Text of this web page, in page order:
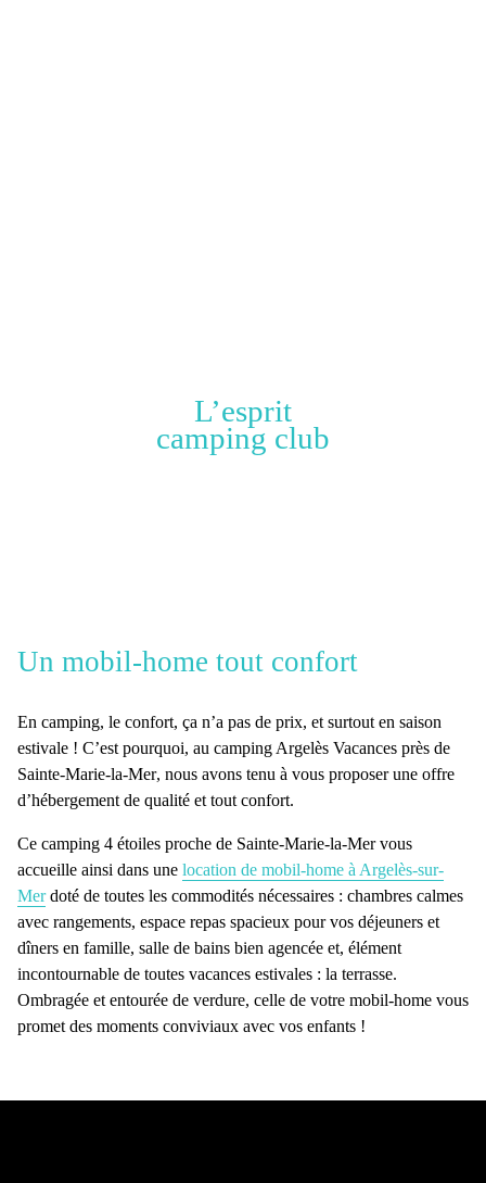
L’esprit
camping club
Un mobil-home tout confort
En camping, le confort, ça n’a pas de prix, et surtout en saison
estivale ! C’est pourquoi, au camping Argelès Vacances près de
Sainte-Marie-la-Mer, nous avons tenu à vous proposer une offre
d’hébergement de qualité et tout confort.
Ce camping 4 étoiles proche de Sainte-Marie-la-Mervous
accueille ainsi dans une location de mobil-home à Argelès-sur-
Merdoté de toutes les commodités nécessaires : chambres calmes
avec rangements, espace repas spacieux pour vos déjeuners et
dîners en famille, salle de bains bien agencée et, élément
incontournable de toutes vacances estivales : la terrasse.
Ombragée et entourée de verdure, celle de votre mobil-home vous
promet des moments conviviaux avec vos enfants !